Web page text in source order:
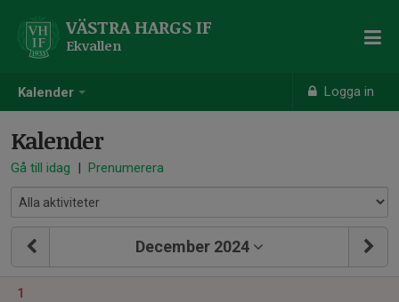
Kalender Logga in
VÄSTRA HARGS IF
Ekvallen
Kalender
Gå till idag | Prenumerera
December 2024
1